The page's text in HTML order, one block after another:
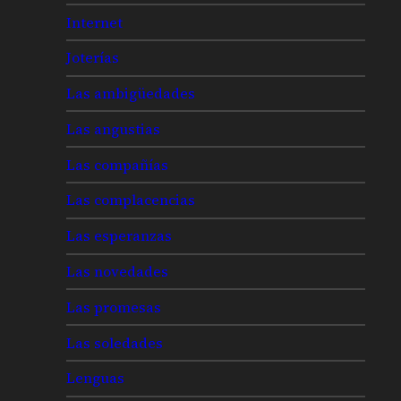
Internet
Joterías
Las ambigüedades
Las angustias
Las compañías
Las complacencias
Las esperanzas
Las novedades
Las promesas
Las soledades
Lenguas